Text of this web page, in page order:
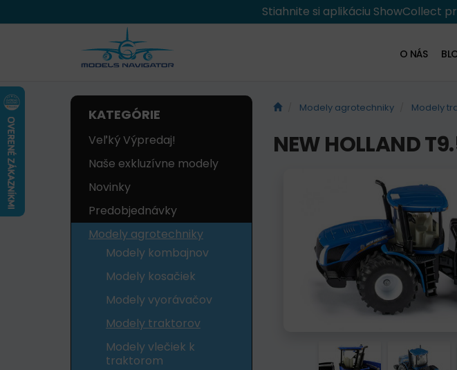
Stiahnite si aplikáciu ShowCollect
O NÁS
KATEGÓRIE
Veľký Výpredaj!
Naše exkluzívne modely
Novinky
Predobjednávky
Modely agrotechniky
Modely kombajnov
Modely kosačiek
Modely vyorávačov
Modely traktorov
Modely vlečiek k
traktorom
Modely agrotechniky Modely
NEW HOLLAND